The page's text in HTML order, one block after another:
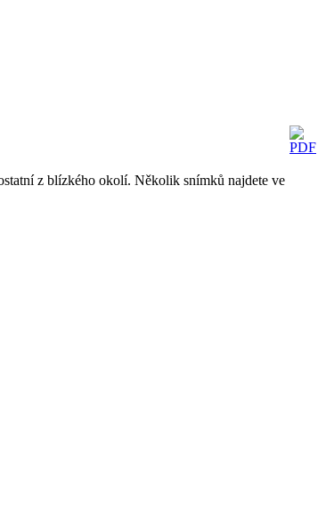
z blízkého okolí. Několik snímků najdete ve